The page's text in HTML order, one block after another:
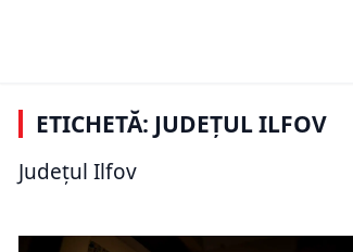
ETICHETĂ: JUDEȚUL ILFOV
Județul Ilfov
Județul imens din România care ar
putea să dispară. Se propune
referendum pentru unirea
administrativă